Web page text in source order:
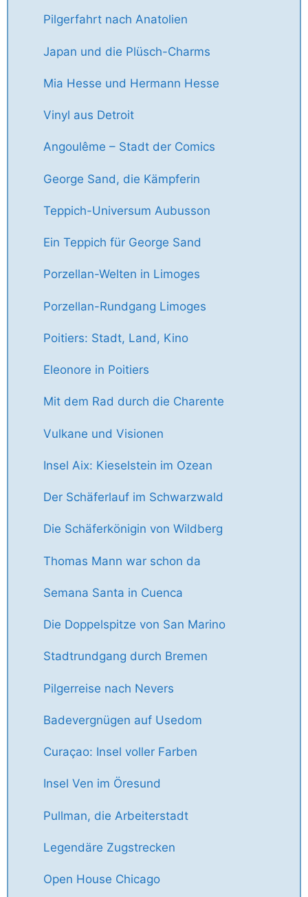
Pilgerfahrt nach Anatolien
Japan und die Plüsch-Charms
Mia Hesse und Hermann Hesse
Vinyl aus Detroit
Angoulême – Stadt der Comics
George Sand, die Kämpferin
Teppich-Universum Aubusson
Ein Teppich für George Sand
Porzellan-Welten in Limoges
Porzellan-Rundgang Limoges
Poitiers: Stadt, Land, Kino
Eleonore in Poitiers
Mit dem Rad durch die Charente
Vulkane und Visionen
Insel Aix: Kieselstein im Ozean
Der Schäferlauf im Schwarzwald
Die Schäferkönigin von Wildberg
Thomas Mann war schon da
Semana Santa in Cuenca
Die Doppelspitze von San Marino
Stadtrundgang durch Bremen
Pilgerreise nach Nevers
Badevergnügen auf Usedom
Curaçao: Insel voller Farben
Insel Ven im Öresund
Pullman, die Arbeiterstadt
Legendäre Zugstrecken
Open House Chicago